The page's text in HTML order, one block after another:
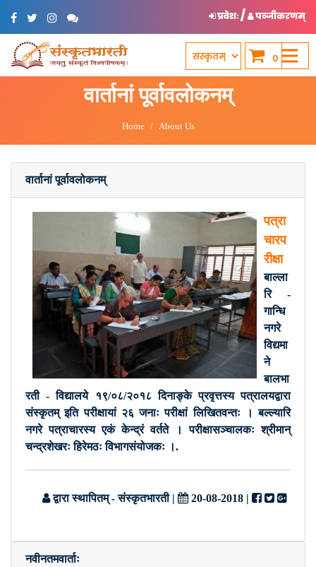
प्रवेशः/ पञ्जीकरणम्
0
वार्तानां पूर्वावलोकनम्
Home About Us
वार्तानां पूर्वावलोकनम्
पत्रा
चारप
रीक्षा
बाल्ला
रि -
गान्धि
नगरे
विद्यमा
ने
बालभा
रती - विद्यालये १९/०८/२०१८ दिनाङ्के प्रवृत्तस्य पत्रालयद्वारा
संस्कृतम् इति परीक्षायां २६ जनाः परीक्षां लिखितवन्तः । बल्ल्यारि
नगरे पत्राचारस्य एकं केन्द्रं वर्तते । परीक्षासञ्चालकः श्रीमान्
चन्द्रशेखरः हिरेमठः विभागसंयोजकः ।.
द्वारा स्थापितम् - संस्कृतभारती 20-08-2018
नवीनतमवार्ताः